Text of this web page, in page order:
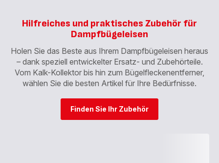
Hilfreiches und praktisches Zubehör für
Dampfbügeleisen
Holen Sie das Beste aus Ihrem Dampfbügeleisen heraus
– dank speziell entwickelter Ersatz- und Zubehörteile.
Vom Kalk-Kollektor bis hin zum Bügelfleckenentferner,
wählen Sie die besten Artikel für Ihre Bedürfnisse.
Finden Sie Ihr Zubehör